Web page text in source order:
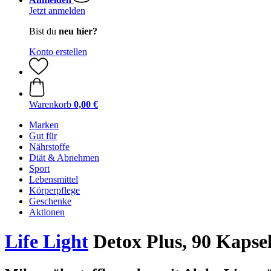
Jetzt anmelden
Bist du neu hier?
Konto erstellen
Warenkorb 0,00 €
Marken
Gut für
Nährstoffe
Diät & Abnehmen
Sport
Lebensmittel
Körperpflege
Geschenke
Aktionen
Life Light Detox Plus, 90